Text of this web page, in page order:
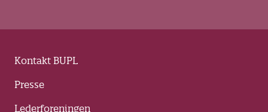
Kontakt BUPL
Presse
Lederforeningen